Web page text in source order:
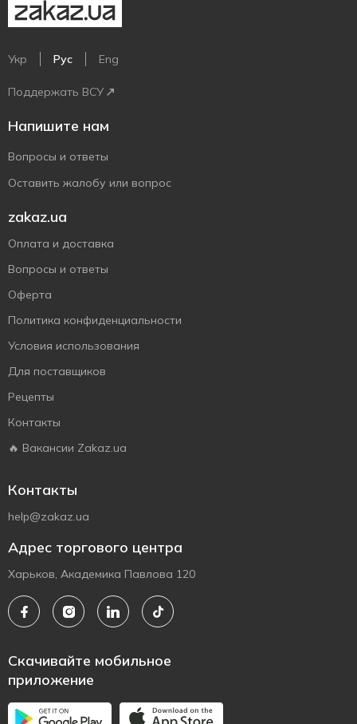
Укр Рус Eng
Поддержать ВСУ
Напишите нам
Вопросы и ответы
Оставить жалобу или вопрос
zakaz.ua
Оплата и доставка
Вопросы и ответы
Оферта
Политика конфиденциальности
Условия использования
Для поставщиков
Рецепты
Контакты
🔥 Вакансии Zakaz.ua
Контакты
help@zakaz.ua
Адрес торгового центра
Харьков, Академика Павлова 120
Скачивайте мобильное
приложение